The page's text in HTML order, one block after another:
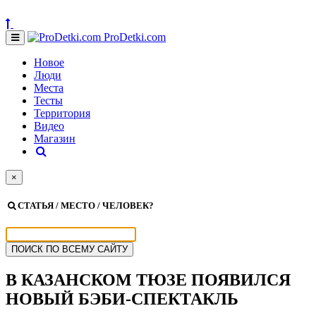
ProDetki.com
Новое
Люди
Места
Тесты
Территория
Видео
Магазин
×
СТАТЬЯ / МЕСТО / ЧЕЛОВЕК?
В КАЗАНСКОМ ТЮЗЕ ПОЯВИЛСЯ
НОВЫЙ БЭБИ-СПЕКТАКЛЬ